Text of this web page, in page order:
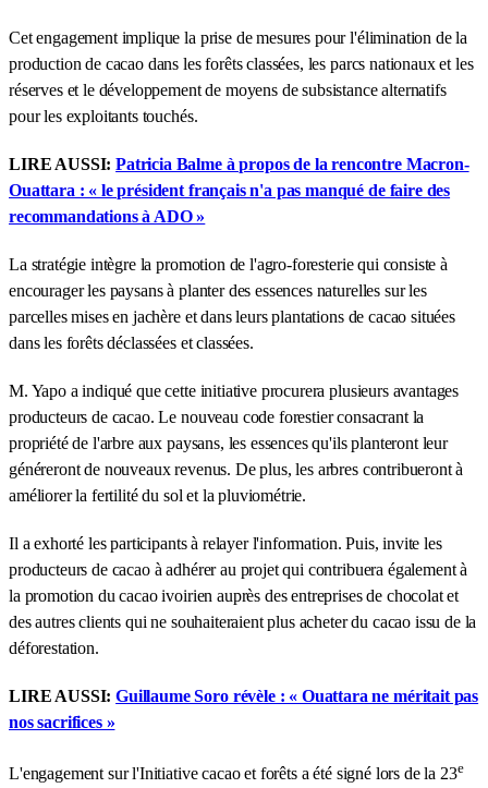
Cet engagement implique la prise de mesures pour l'élimination de la
production de cacao dans les forêts classées, les parcs nationaux et les
réserves et le développement de moyens de subsistance alternatifs
pour les exploitants touchés.
LIRE AUSSI:Patricia Balme à propos de la rencontre Macron-
Ouattara : « le président français n'a pas manqué de faire des
recommandations à ADO »
La stratégie intègre la promotion de l'agro-foresterie qui consiste à
encourager les paysans à planter des essences naturelles sur les
parcelles mises en jachère et dans leurs plantations de cacao situées
dans les forêts déclassées et classées.
M. Yapo a indiqué que cette initiative procurera plusieurs avantages
producteurs de cacao. Le nouveau code forestier consacrant la
propriété de l'arbre aux paysans, les essences qu'ils planteront leur
généreront de nouveaux revenus. De plus, les arbres contribueront à
améliorer la fertilité du sol et la pluviométrie.
Il a exhorté les participants à relayer l'information. Puis, invite les
producteurs de cacao à adhérer au projet qui contribuera également à
la promotion du cacao ivoirien auprès des entreprises de chocolat et
des autres clients qui ne souhaiteraient plus acheter du cacao issu de la
déforestation.
LIRE AUSSI:Guillaume Soro révèle : « Ouattara ne méritait pas
nos sacrifices »
L'engagement sur l'Initiative cacao et forêts a été signé lors de la 23e